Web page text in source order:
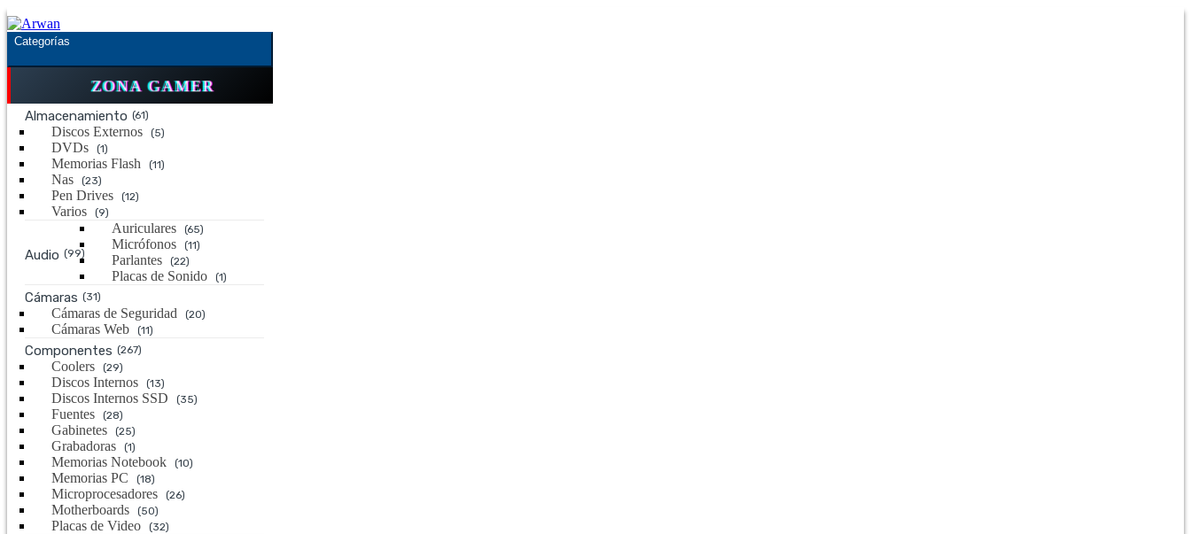
Saltar
a
la
Saltar
al
contenido
Categorías
ZONA GAMER
Almacenamiento (61)
Discos Externos (5)
DVDs (1)
Memorias Flash (11)
Nas (23)
Pen Drives (12)
Varios (9)
Audio (99)
Auriculares (65)
Micrófonos (11)
Parlantes (22)
Placas de Sonido (1)
Cámaras (31)
Cámaras de Seguridad (20)
Cámaras Web (11)
Componentes (267)
Coolers (29)
Discos Internos (13)
Discos Internos SSD (35)
Fuentes (28)
Gabinetes (25)
Grabadoras (1)
Memorias Notebook (10)
Memorias PC (18)
Microprocesadores (26)
Motherboards (50)
Placas de Video (32)